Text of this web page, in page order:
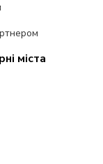
міста